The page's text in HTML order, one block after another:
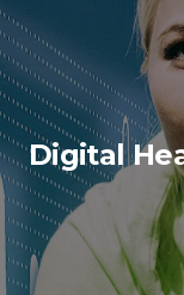
Digital